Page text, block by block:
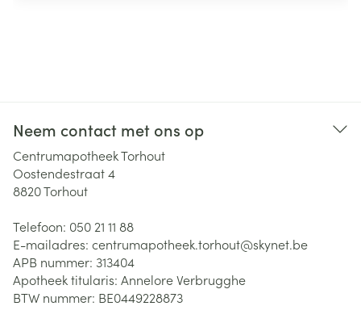
Neem contact met ons op
Centrumapotheek Torhout
Oostendestraat 4
8820Torhout
Telefoon: 050 21 11 88
E-mailadres: centrumapotheek.torhout@skynet.be
APB nummer: 313404
Apotheek titularis: Annelore Verbrugghe
BTW nummer: BE0449228873